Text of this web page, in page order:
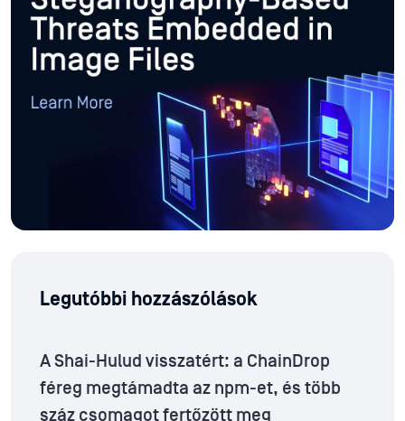
Legutóbbi hozzászólások
A Shai-Hulud visszatért: a ChainDrop
féreg megtámadta az npm-et, és több
száz csomagot fertőzött meg